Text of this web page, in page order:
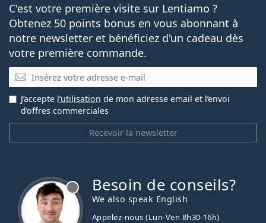
C'est votre première visite sur Lentiamo ?
Obtenez 50 points bonus en vous abonnant à
notre newsletter et bénéficiez d'un cadeau dès
votre première commande.
E-mail
Recevoir la newsletter
J’accepte l’utilisation de mon adresse email et l’envoi
d’offres commerciales
Besoin de conseils?
We also speak English
Appelez-nous (Lun-Ven 8h30-16h)